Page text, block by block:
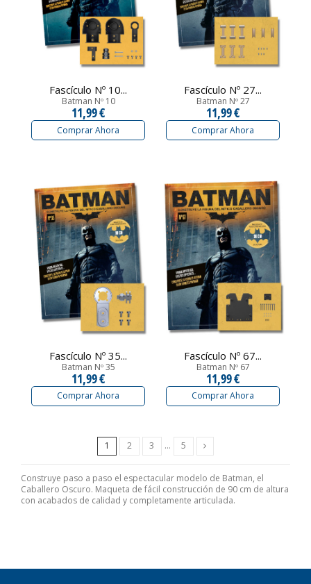
Fascículo Nº 10...
Batman Nº 10
11,99 €
Comprar Ahora
Fascículo Nº 27...
Batman Nº 27
11,99 €
Comprar Ahora
Fascículo Nº 35...
Batman Nº 35
11,99 €
Comprar Ahora
Fascículo Nº 67...
Batman Nº 67
11,99 €
Comprar Ahora
1 2 3 … 5 Siguiente
Construye paso a paso el espectacular modelo de Batman, el
Caballero Oscuro. Maqueta de fácil construcción de 90 cm de altura
con acabados de calidad y completamente articulada.